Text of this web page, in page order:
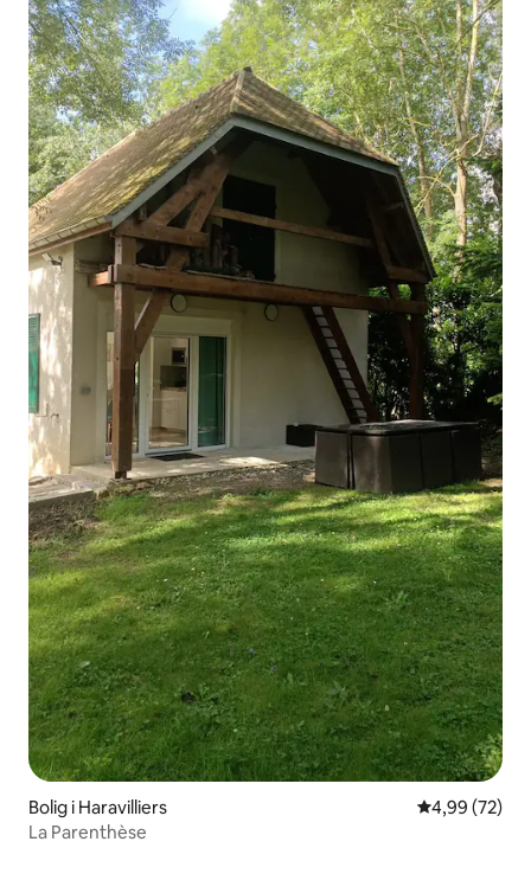
Bolig i Haravilliers 4,99 ud af 5 i
4,99 (72)
La Parenthèse